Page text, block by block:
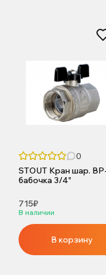
0
STOUT Кран шар.
бабочка 3/4"
715₽
В наличии
В корзину